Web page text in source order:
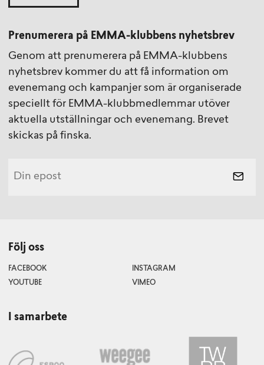
Prenumerera på EMMA-klubbens nyhetsbrev
Genom att prenumerera på EMMA-klubbens
nyhetsbrev kommer du att få information om
evenemang och kampanjer som är organiserade
speciellt för EMMA-klubbmedlemmar utöver
aktuella utställningar och evenemang. Brevet
skickas på finska.
Följ oss
FACEBOOK
INSTAGRAM
YOUTUBE
VIMEO
I samarbete